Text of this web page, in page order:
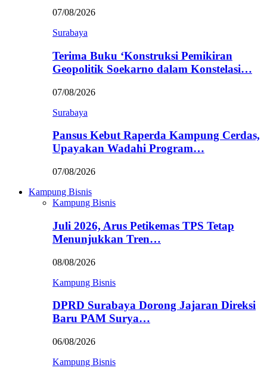
07/08/2026
Surabaya
Terima Buku ‘Konstruksi Pemikiran
Geopolitik Soekarno dalam Konstelasi…
07/08/2026
Surabaya
Pansus Kebut Raperda Kampung Cerdas,
Upayakan Wadahi Program…
07/08/2026
Kampung Bisnis
Kampung Bisnis
Juli 2026, Arus Petikemas TPS Tetap
Menunjukkan Tren…
08/08/2026
Kampung Bisnis
DPRD Surabaya Dorong Jajaran Direksi
Baru PAM Surya…
06/08/2026
Kampung Bisnis